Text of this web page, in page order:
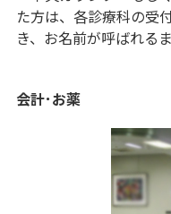
た方は、各診療科の受
き、お名前が呼ばれる
会計･お薬